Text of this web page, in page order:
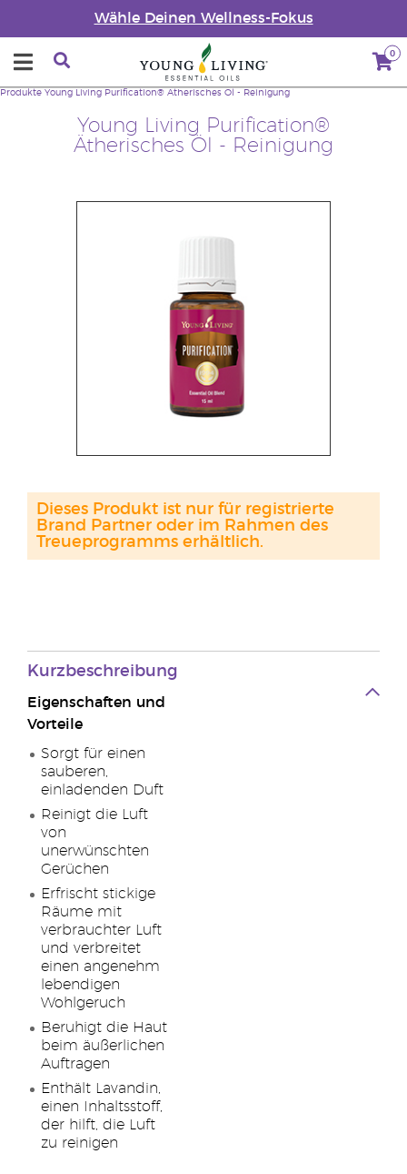
Wähle Deinen Wellness-Fokus
0
Young Living Purification®
Ätherisches Öl - Reinigung
Produkte Young Living Purification® Ätherisches Öl - Reinigung
Dieses Produkt ist nur für registrierte
Brand Partner oder im Rahmen des
Treueprogramms erhältlich.
Kurzbeschreibung
Eigenschaften und
Vorteile
Sorgt für einen
sauberen,
einladenden Duft
Reinigt die Luft
von
unerwünschten
Gerüchen
Erfrischt stickige
Räume mit
verbrauchter Luft
und verbreitet
einen angenehm
lebendigen
Wohlgeruch
Beruhigt die Haut
beim äußerlichen
Auftragen
Enthält Lavandin,
einen Inhaltsstoff,
der hilft, die Luft
zu reinigen